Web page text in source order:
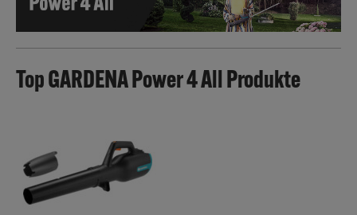
Top GARDENA Power 4 All Produkte